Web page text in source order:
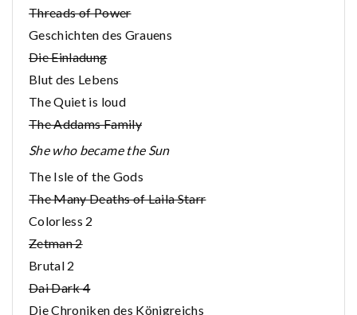
Threads of Power
Geschichten des Grauens
Die Einladung
Blut des Lebens
The Quiet is loud
The Addams Family
She who became the Sun
The Isle of the Gods
The Many Deaths of Laila Starr
Colorless 2
Zetman 2
Brutal 2
Dai Dark 4
Die Chroniken des Königreichs